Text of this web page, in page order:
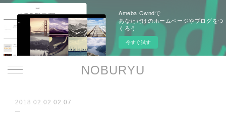
Ameba Owndで
あなただけのホームページやブログをつ
くろう
今すぐ試す
NOBURYU
2018.02.02 02:07